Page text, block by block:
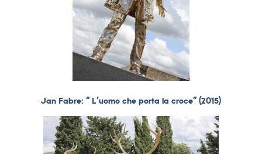
Jan Fabre: “ L’uomo che porta la croce” (2015)